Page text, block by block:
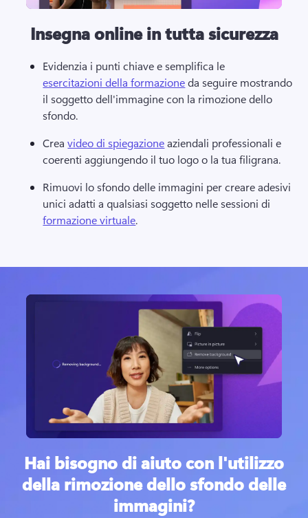
Insegna online in tutta sicurezza
Evidenzia i punti chiave e semplifica le
esercitazioni della formazione da seguire mostrando
il soggetto dell'immagine con la rimozione dello
sfondo.
Crea video di spiegazione aziendali professionali e
coerenti aggiungendo il tuo logo o la tua filigrana.
Rimuovi lo sfondo delle immagini per creare adesivi
unici adatti a qualsiasi soggetto nelle sessioni di
formazione virtuale.
Hai bisogno di aiuto con l'utilizzo
della rimozione dello sfondo delle
immagini?